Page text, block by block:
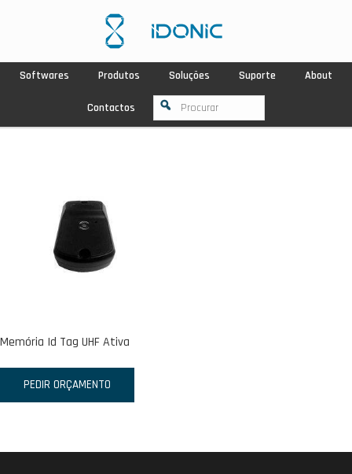
Softwares Produtos Soluções Suporte About
Contactos
Memória Id Tag UHF Ativa
PEDIR ORÇAMENTO